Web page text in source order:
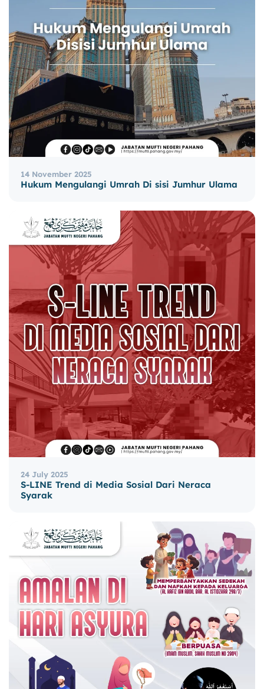
14 November 2025
Hukum Mengulangi Umrah Di sisi Jumhur Ulama
24 July 2025
S-LINE Trend di Media Sosial Dari Neraca
Syarak